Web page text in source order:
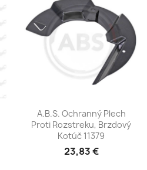
A.B.S. Ochranný Plech
Proti Rozstreku, Brzdový
Kotúč 11379
23,83 €